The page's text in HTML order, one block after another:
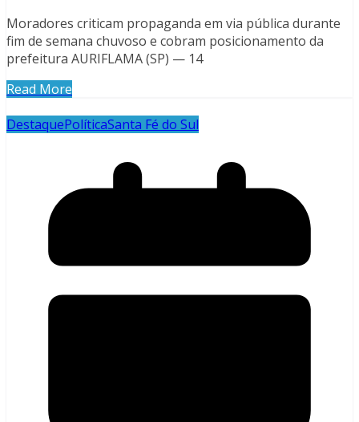
Moradores criticam propaganda em via pública durante
fim de semana chuvoso e cobram posicionamento da
prefeitura AURIFLAMA (SP) — 14
Read More
DestaquePolíticaSanta Fé do Sul